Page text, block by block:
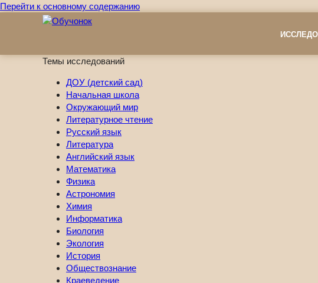
Перейти к основному содержанию
Темы исследований
ДОУ (детский сад)
Начальная школа
Окружающий мир
Литературное чтение
Русский язык
Литература
Английский язык
Математика
Физика
Астрономия
Химия
Информатика
Биология
Экология
История
Обществознание
Краеведение